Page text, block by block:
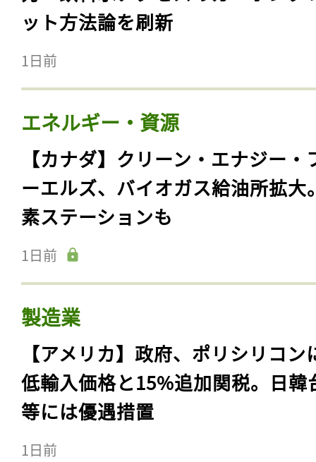
ット方法論を刷新
1日前
エネルギー・資源
【カナダ】クリーン・エナジー・
ーエルズ、バイオガス給油所拡大
素ステーションも
1日前
製造業
【アメリカ】政府、ポリシリコン
低輸入価格と15%追加関税。日韓
等には優遇措置
1日前